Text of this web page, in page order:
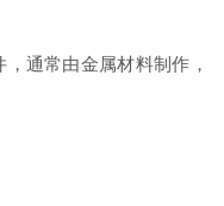
通常由金属材料制作，